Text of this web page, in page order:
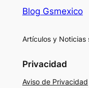
Blog Gsmexico
Artículos y Noticias
Privacidad
Aviso de Privacidad